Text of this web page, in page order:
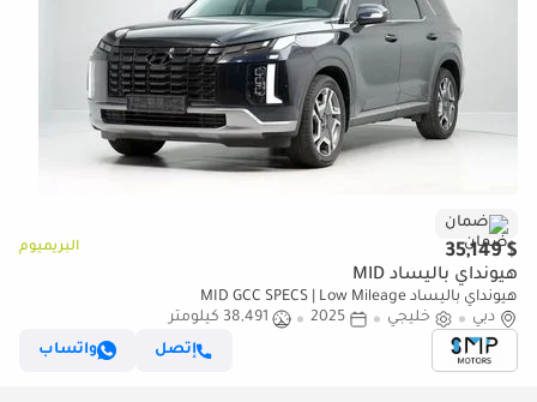
ضمان
$ 35,149 البريميوم
هيونداي باليساد MID
هيونداي باليساد MID GCC SPECS | Low Mileage
دبي
خليجي 2025
38,491 كيلومتر
إتصل
واتساب